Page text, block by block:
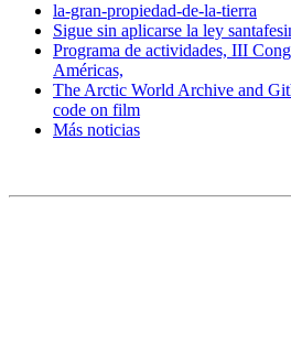
la-gran-propiedad-de-la-tierra
Sigue sin aplicarse la ley
Programa de actividades, III
Américas,
The Arctic World Archive and
code on film
Más noticias